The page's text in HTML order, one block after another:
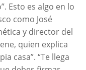
Esto es algo en lo
como José
y director del
quien explica
casa”. “Te llega